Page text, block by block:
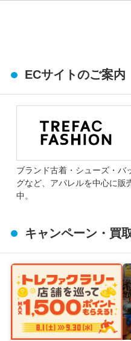
ECサイトのご案内
ブランド古着・シューズ・バ
グなど、アパレルを中心に販
中。
キャンペーン・買